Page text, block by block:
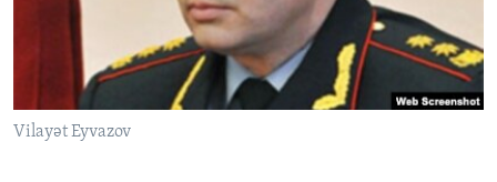
BIZI IZLƏYIN
Vilayət Eyvazov